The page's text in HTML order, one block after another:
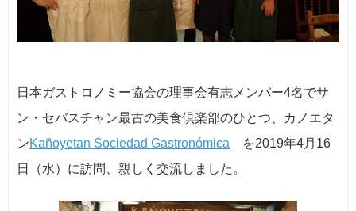
日本ガストロノミー協会の理事会有志メンバー4名でサ
ン・セバスチャン最古の美食倶楽部のひとつ、カノエタ
ンKañoyetan Sociedad Gastronómica を2019年4月16
日（水）に訪問、親しく交流しました。